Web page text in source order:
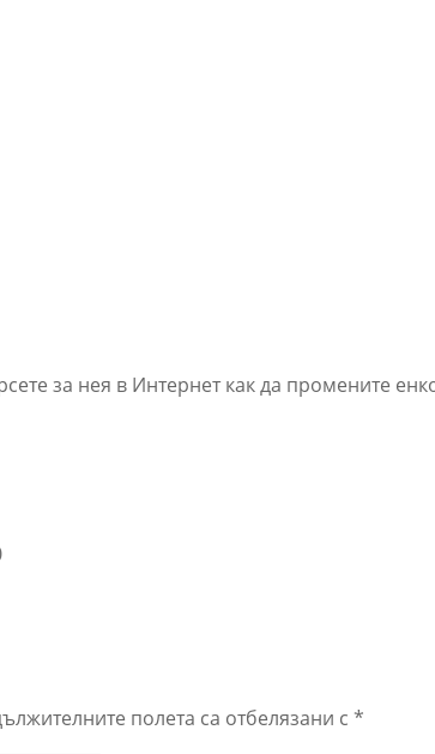
за нея в Интернет как да промените
полета са отбелязани с*